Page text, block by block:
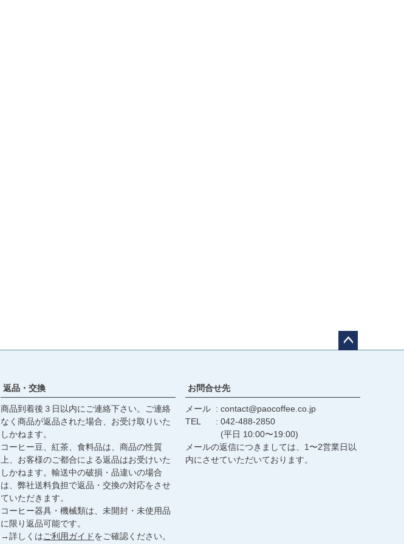
へ
返品・交換
商品到着後３日以内にご連絡下さい。ご連絡
なく商品が返品された場合、お受け取りいた
しかねます。
コーヒー豆、紅茶、食料品は、商品の性質
上、お客様のご都合による返品はお受けいた
しかねます。輸送中の破損・品違いの場合
は、弊社送料負担で返品・交換の対応をさせ
ていただきます。
コーヒー器具・機械類は、未開封・未使用品
に限り返品可能です。
→詳しくはご利用ガイドをご確認ください。
お問合せ先
メール
contact@paocoffee.co.jp
TEL
042-488-2850
(平日 10:00〜19:00)
メールの返信につきましては、1〜2営業日以
内にさせていただいております。